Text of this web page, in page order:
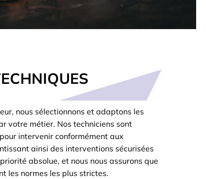
nous sélectionnons et adaptons les
votre métier. Nos techniciens sont
intervenir conformément aux
ainsi des interventions sécurisées
absolue, et nous nous assurons que
les normes les plus strictes.